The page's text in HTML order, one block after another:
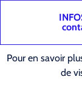
Pour en savoir
de